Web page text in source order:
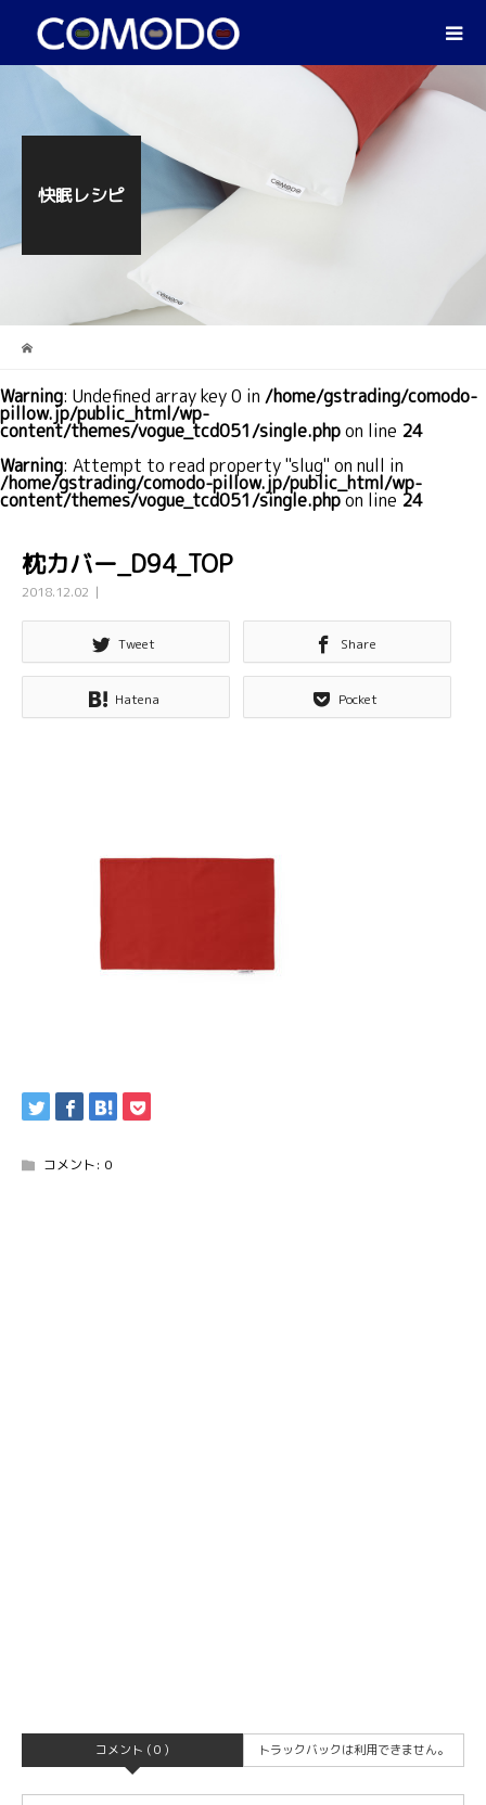
快眠レシピ
Warning: Undefined array key 0 in /home/gstrading/comodo-
pillow.jp/public_html/wp-
content/themes/vogue_tcd051/single.phpon line 24
Warning: Attempt to read property "slug" on null in
/home/gstrading/comodo-pillow.jp/public_html/wp-
content/themes/vogue_tcd051/single.phpon line 24
枕カバー_D94_TOP
2018.12.02
Tweet Share
Hatena Pocket
コメント: 0
コメント ( 0 ) トラックバックは利用できません。